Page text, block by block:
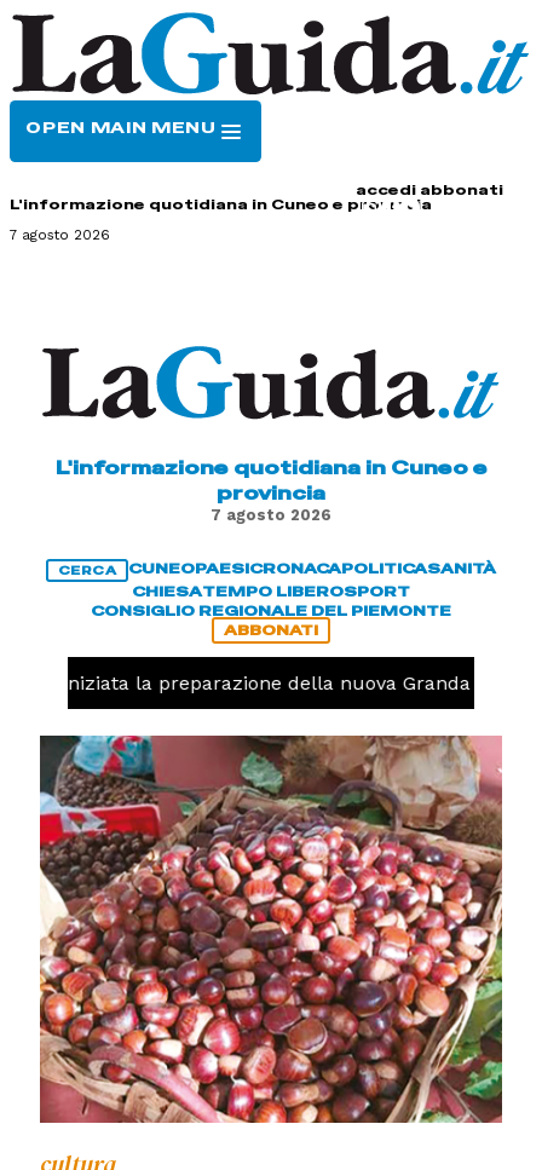
OPEN MAIN MENU
accedi abbonati
L'informazione quotidiana in Cuneo e provincia
7 agosto 2026
L'informazione quotidiana in Cuneo e
provincia
7 agosto 2026
CERCA CUNEOPAESICRONACAPOLITICASANITÀ
CHIESATEMPO LIBEROSPORT
CONSIGLIO REGIONALE DEL PIEMONTE
ABBONATI
iniziata la preparazione della nuova Granda Volley